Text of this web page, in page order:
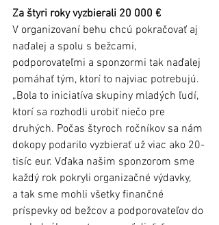
Za štyri roky vyzbierali 20 000 €
V organizovaní behu chcú pokračovať aj
naďalej a spolu s bežcami,
podporovateľmi a sponzormi tak naďalej
pomáhať tým, ktorí to najviac potrebujú.
„Bola to iniciatíva skupiny mladých ľudí,
ktorí sa rozhodli urobiť niečo pre
druhých. Počas štyroch ročníkov sa nám
dokopy podarilo vyzbierať už viac ako 20-
tisíc eur. Vďaka našim sponzorom sme
každý rok pokryli organizačné výdavky,
a tak sme mohli všetky finančné
príspevky od bežcov a podporovateľov do